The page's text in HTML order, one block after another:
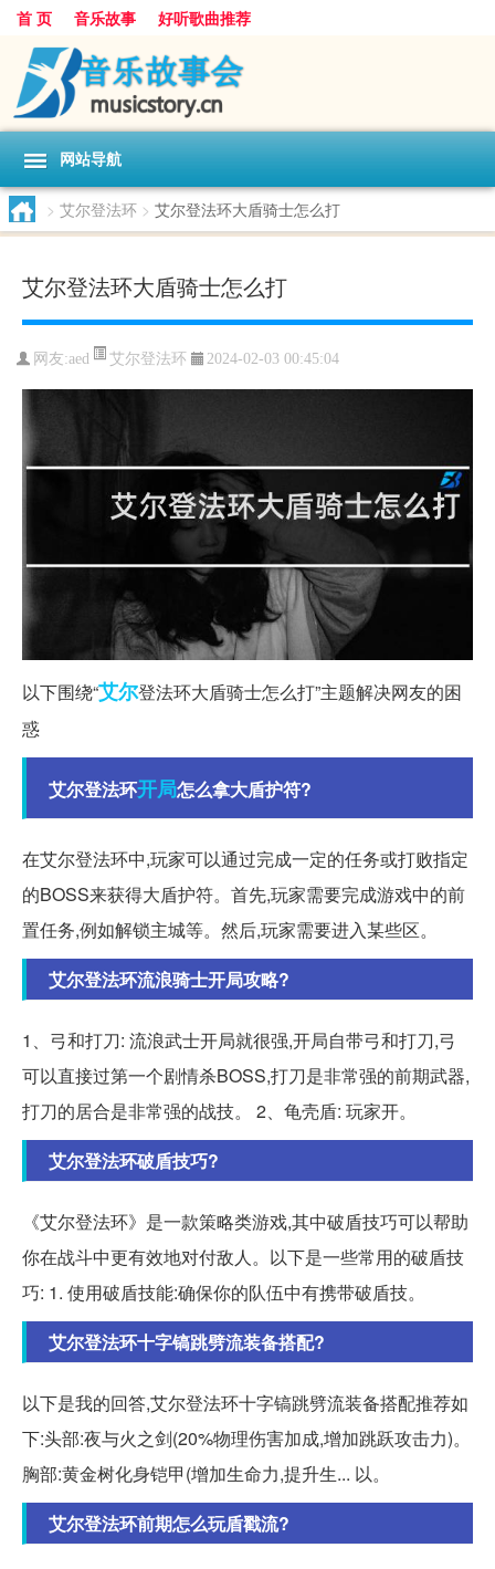
首 页 音乐故事 好听歌曲推荐
网站导航
> 艾尔登法环 > 艾尔登法环大盾骑士怎么打
艾尔登法环大盾骑士怎么打
网友:aed 艾尔登法环 2024-02-03 00:45:04
以下围绕“艾尔登法环大盾骑士怎么打”主题解决网友的困
惑
艾尔登法环开局怎么拿大盾护符?
在艾尔登法环中,玩家可以通过完成一定的任务或打败指定
的BOSS来获得大盾护符。首先,玩家需要完成游戏中的前
置任务,例如解锁主城等。然后,玩家需要进入某些区。
艾尔登法环流浪骑士开局攻略?
1、弓和打刀: 流浪武士开局就很强,开局自带弓和打刀,弓
可以直接过第一个剧情杀BOSS,打刀是非常强的前期武器,
打刀的居合是非常强的战技。 2、龟壳盾: 玩家开。
艾尔登法环破盾技巧?
《艾尔登法环》是一款策略类游戏,其中破盾技巧可以帮助
你在战斗中更有效地对付敌人。以下是一些常用的破盾技
巧: 1. 使用破盾技能:确保你的队伍中有携带破盾技。
艾尔登法环十字镐跳劈流装备搭配?
以下是我的回答,艾尔登法环十字镐跳劈流装备搭配推荐如
下:头部:夜与火之剑(20%物理伤害加成,增加跳跃攻击力)。
胸部:黄金树化身铠甲(增加生命力,提升生... 以。
艾尔登法环前期怎么玩盾戳流?